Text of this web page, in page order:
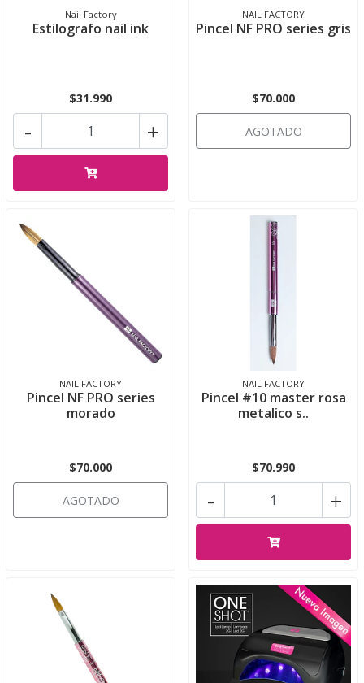
Nail Factory
Estilografo nail ink
$31.990
+
-
NAIL FACTORY
Pincel NF PRO series gris
$70.000
AGOTADO
NAIL FACTORY
Pincel NF PRO series
morado
$70.000
AGOTADO
NAIL FACTORY
Pincel #10 master rosa
metalico s..
$70.990
+
-